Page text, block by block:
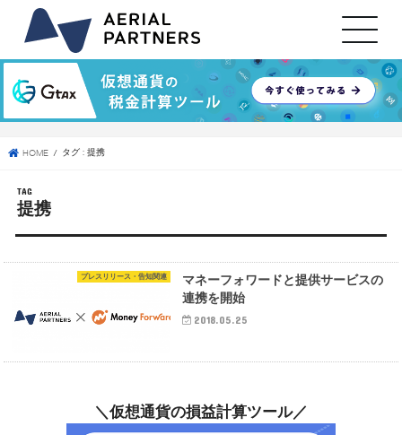
HOME タグ : 提携
TAG
提携
プレスリリース・告知関連
マネーフォワードと提供サービスの
連携を開始
2018.05.25
＼仮想通貨の損益計算ツール／